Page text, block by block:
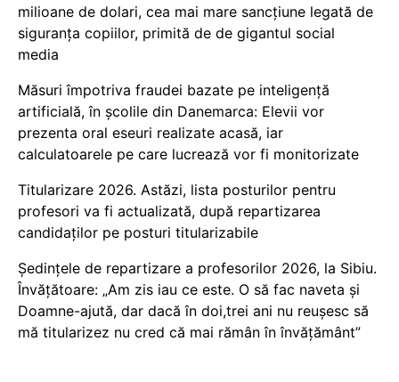
milioane de dolari, cea mai mare sancțiune legată de
siguranța copiilor, primită de de gigantul social
media
Măsuri împotriva fraudei bazate pe inteligență
artificială, în școlile din Danemarca: Elevii vor
prezenta oral eseuri realizate acasă, iar
calculatoarele pe care lucrează vor fi monitorizate
Titularizare 2026. Astăzi, lista posturilor pentru
profesori va fi actualizată, după repartizarea
candidaților pe posturi titularizabile
Ședințele de repartizare a profesorilor 2026, la Sibiu.
Învățătoare: „Am zis iau ce este. O să fac naveta și
Doamne-ajută, dar dacă în doi,trei ani nu reușesc să
mă titularizez nu cred că mai rămân în învățământ”